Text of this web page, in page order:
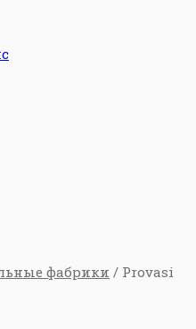
фабрики / Provasi